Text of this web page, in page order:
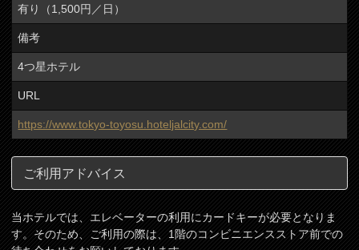
有り（1,500円／日）
備考
4つ星ホテル
URL
https://www.tokyo-toyosu.hoteljalcity.com/
ご利用アドバイス
当ホテルでは、エレベーターの利用にカードキーが必要となりま
す。そのため、ご利用の際は、1階のコンビニエンスストア前での